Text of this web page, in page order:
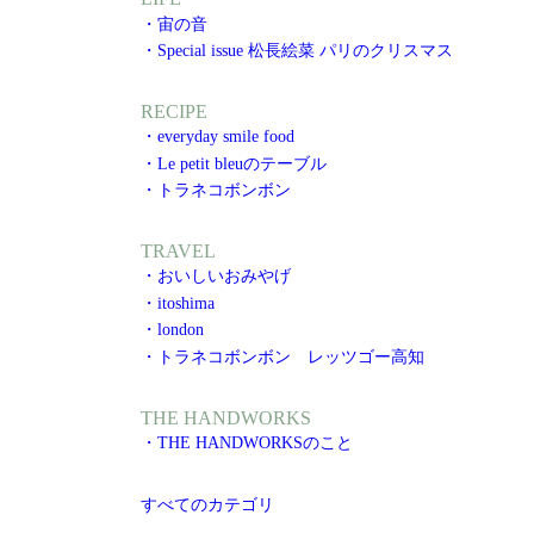
・宙の音
・Special issue 松長絵菜 パリのクリスマス
RECIPE
・everyday smile food
・Le petit bleuのテーブル
・トラネコボンボン
TRAVEL
・おいしいおみやげ
・itoshima
・london
・トラネコボンボン レッツゴー高知
THE HANDWORKS
・THE HANDWORKSのこと
すべてのカテゴリ